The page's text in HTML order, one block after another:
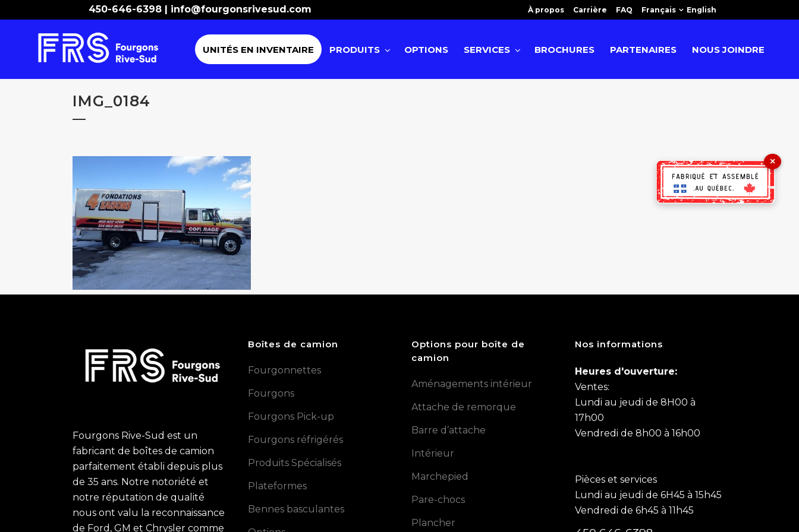
450-646-6398 | info@fourgonsrivesud.com À propos Carrière FAQ Français English
UNITÉS EN INVENTAIRE PRODUITS OPTIONS SERVICES BROCHURES PARTENAIRES NOUS JOINDRE
IMG_0184
Fourgons Rive-Sud est un
fabricant de boîtes de camion
parfaitement établi depuis plus
de 35 ans. Notre notoriété et
notre réputation de qualité
nous ont valu la reconnaissance
de Ford, GM et Chrysler comme
Boîtes de camion
Fourgonnettes
Fourgons
Fourgons Pick-up
Fourgons réfrigérés
Produits Spécialisés
Plateformes
Bennes basculantes
Options pour boîte de
camion
Aménagements intérieur
Attache de remorque
Barre d’attache
Intérieur
Marchepied
Pare-chocs
Plancher
Nos informations
Heures d'ouverture:
Ventes:
Lundi au jeudi de 8H00 à
17h00
Vendredi de 8h00 à 16h00
Pièces et services
Lundi au jeudi de 6H45 à 15h45
Vendredi de 6h45 à 11h45
×